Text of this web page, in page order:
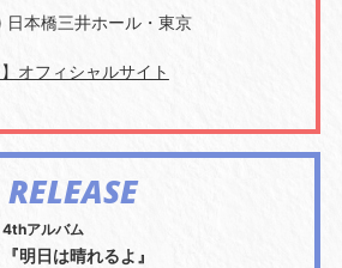
日本橋三井ホール・東京
オフィシャルサイト
RELEASE
4thアルバム
『明日は晴れるよ』